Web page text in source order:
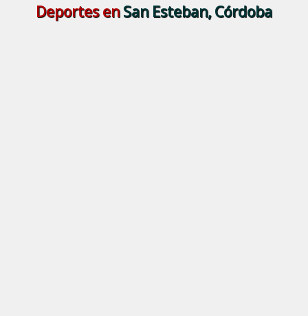
Deportes enSan Esteban, Córdoba